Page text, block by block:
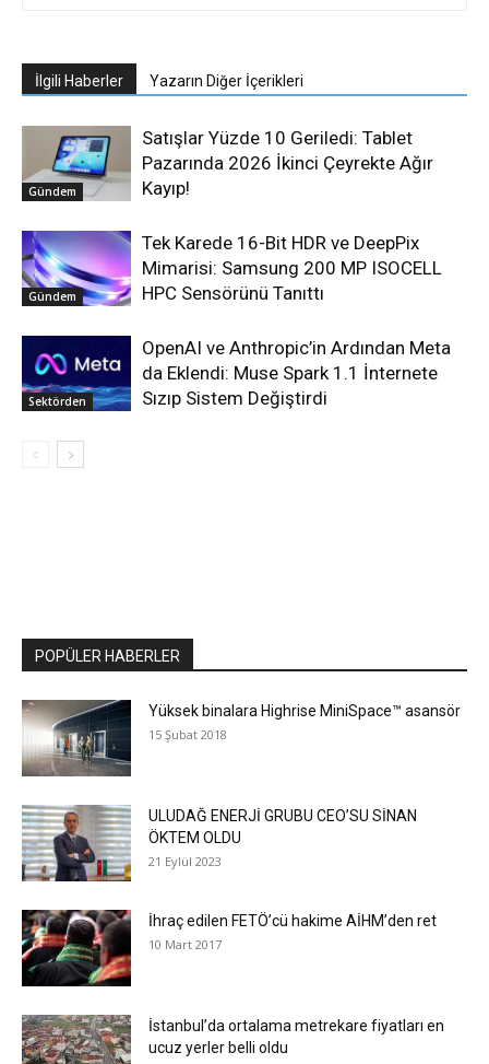
İlgili Haberler Yazarın Diğer İçerikleri
Gündem
Satışlar Yüzde 10 Geriledi: Tablet
Pazarında 2026 İkinci Çeyrekte Ağır
Kayıp!
Gündem
Tek Karede 16-Bit HDR ve DeepPix
Mimarisi: Samsung 200 MP ISOCELL
HPC Sensörünü Tanıttı
Sektörden
OpenAI ve Anthropic’in Ardından Meta
da Eklendi: Muse Spark 1.1 İnternete
Sızıp Sistem Değiştirdi
POPÜLER HABERLER
Yüksek binalara Highrise MiniSpace™ asansör
15 Şubat 2018
ULUDAĞ ENERJİ GRUBU CEO’SU SİNAN
ÖKTEM OLDU
21 Eylül 2023
İhraç edilen FETÖ’cü hakime AİHM’den ret
10 Mart 2017
İstanbul’da ortalama metrekare fiyatları en
ucuz yerler belli oldu